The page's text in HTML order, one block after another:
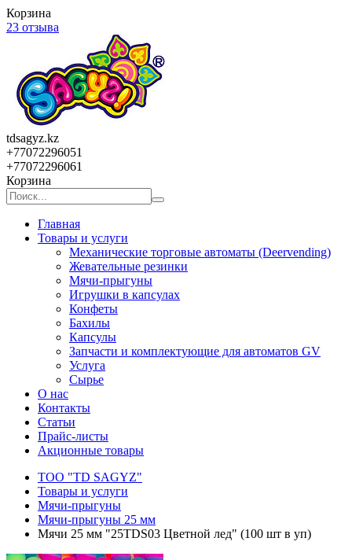
Корзина
23 отзыва
tdsagyz.kz
+77072296051
+77072296061
Корзина
Главная
Товары и услуги
Механические торговые автоматы (Deervending)
Жевательные резинки
Мячи-прыгуны
Игрушки в капсулах
Конфеты
Бахилы
Капсулы
Запчасти и комплектующие для автоматов GV
Услуга
Сырье
О нас
Контакты
Статьи
Прайс-листы
Акционные товары
ТОО "TD SAGYZ"
Товары и услуги
Мячи-прыгуны
Мячи-прыгуны 25 мм
Мячи 25 мм "25TDS03 Цветной лед" (100 шт в уп)